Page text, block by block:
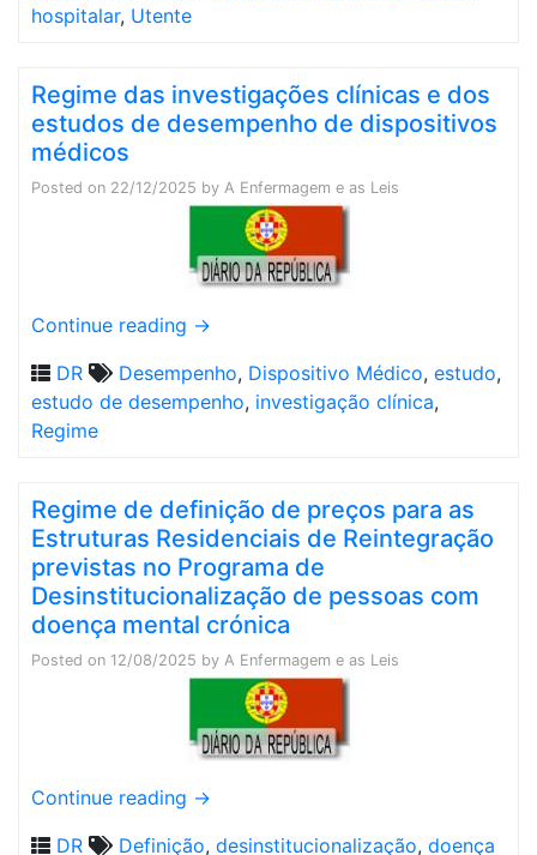
hospitalar, Utente
Regime das investigações clínicas e dos
estudos de desempenho de dispositivos
médicos
Posted on 22/12/2025 by A Enfermagem e as Leis
Continue reading →
DR
Desempenho, Dispositivo Médico, estudo,
estudo de desempenho, investigação clínica,
Regime
Regime de definição de preços para as
Estruturas Residenciais de Reintegração
previstas no Programa de
Desinstitucionalização de pessoas com
doença mental crónica
Posted on 12/08/2025 by A Enfermagem e as Leis
Continue reading →
DR
Definição, desinstitucionalização, doença